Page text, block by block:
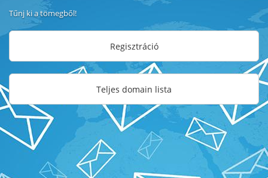
Tűnj ki a tömegből!
Regisztráció
Teljes domain lista